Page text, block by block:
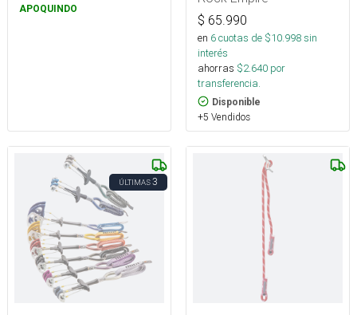
APOQUINDO
$ 65.990
en 6cuotas de $10.998sin
interés
ahorras $2.640 por
transferencia.
Disponible
+5 Vendidos
ÚLTIMAS3